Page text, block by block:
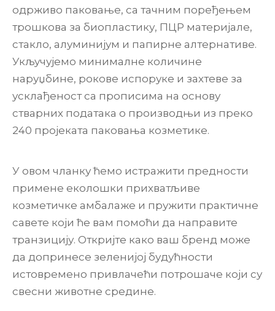
одрживо паковање, са тачним поређењем
трошкова за биопластику, ПЦР материјале,
стакло, алуминијум и папирне алтернативе.
Укључујемо минималне количине
наруџбине, рокове испоруке и захтеве за
усклађеност са прописима на основу
стварних података о производњи из преко
240 пројеката паковања козметике.
У овом чланку ћемо истражити предности
примене еколошки прихватљиве
козметичке амбалаже и пружити практичне
савете који ће вам помоћи да направите
транзицију. Откријте како ваш бренд може
да допринесе зеленијој будућности
истовремено привлачећи потрошаче који су
свесни животне средине.